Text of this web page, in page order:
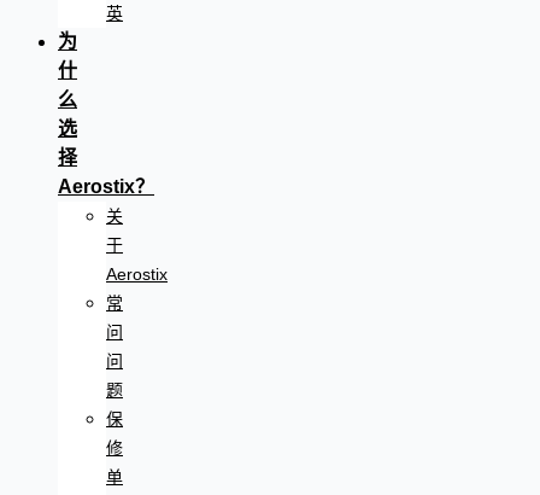
英
为
什
么
选
择
Aerostix？
关
于
Aerostix
常
问
问
题
保
修
单